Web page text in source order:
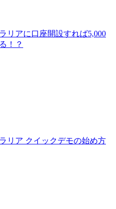
リアに口座開設すれば5,000
！？
リア クイックデモの始め方